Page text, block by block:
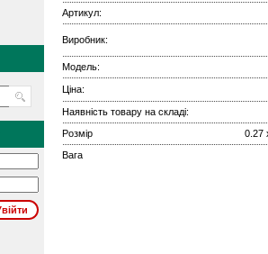
Артикул:
Виробник:
Модель:
Ціна:
Наявність товару на складі:
Розмір
0.27
Вага